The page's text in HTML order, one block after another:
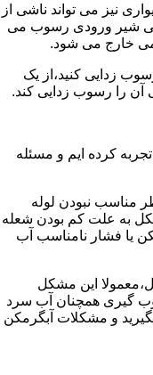
نیز می تواند ناشی از
شیر ورودی رسوب می
خارج می شود.
زدایی کنید،از یک
آن را رسوب زدایی کند.
کرده ایم و مسئله
مناسب نبودن لوله
به علت کم بودن شعله
یا فشار نامناسب آب
این مشکل
گیری همچنان آب سرد
و مشکلات آبگرمکن